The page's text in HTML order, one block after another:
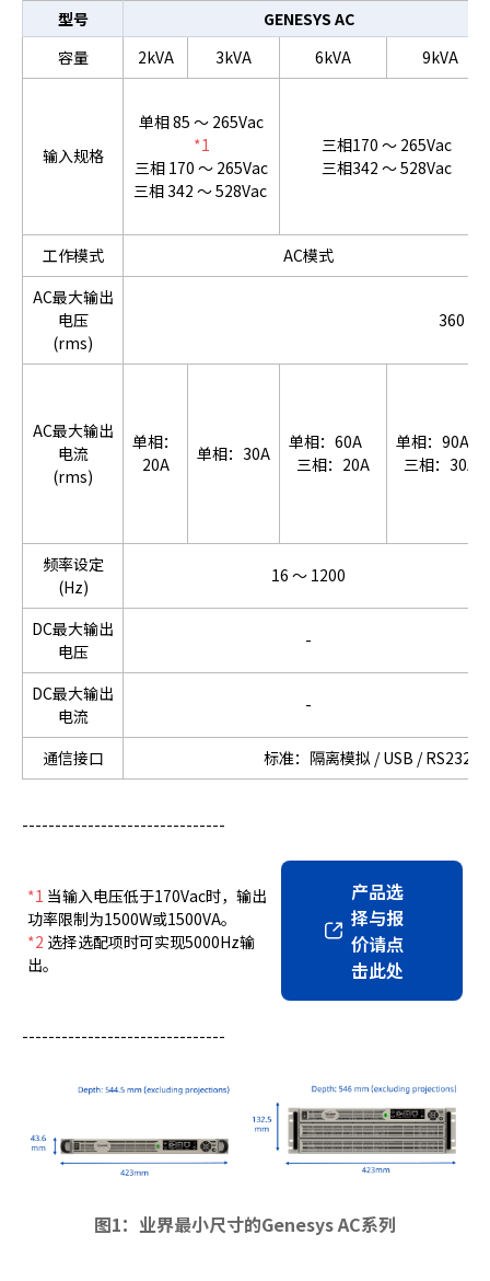
型号
GENESYS AC
容量
2kVA 3kVA 6kVA 9kVA
输入规格
单相 85 ～ 265Vac
*1
三相 170 ～ 265Vac
三相 342 ～ 528Vac
三相170 ～ 265Vac
三相342 ～ 528Vac
工作模式
AC模式
AC最大输出
电压
(rms)
360
AC最大输出
电流
(rms)
单相：
20A
单相：30A
单相：60A
三相：20A
单相：90A
三相：30A
频率设定
(Hz)
16 ～ 1200
DC最大输出
电压
-
DC最大输出
电流
-
通信接口 标准：隔离模拟 / USB / RS232
-------------------------------
*1 当输入电压低于170Vac时，输出
功率限制为1500W或1500VA。
*2 选择选配项时可实现5000Hz输
出。
产品选
择与报
价请点
击此处
-------------------------------
图1：业界最小尺寸的Genesys AC系列